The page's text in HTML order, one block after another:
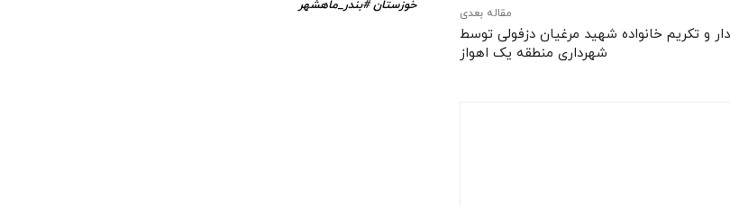
مقاله بعدی
و تکریم خانواده شهید مرغیان دزفولی توسط
شهرداری منطقه یک اهواز
خوزستان #بندر_ماهشهر